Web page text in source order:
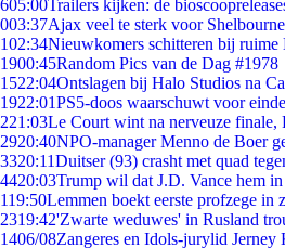
605:00Trailers kijken: de
003:37Ajax veel te sterk voor
102:34Nieuwkomers schitteren bij ruime
1900:45Random Pics van de Dag #1978
1522:04Ontslagen bij Halo Studios na
1922:01PS5-doos waarschuwt voor
221:03Le Court wint na nerveuze finale,
2920:40NPO-manager Menno de Boer
3320:11Duitser (93) crasht met quad
4420:03Trump wil dat J.D. Vance hem
119:50Lemmen boekt eerste profzege in
2319:42'Zwarte weduwes' in Rusland
1406/08Zangeres en Idols-jurylid